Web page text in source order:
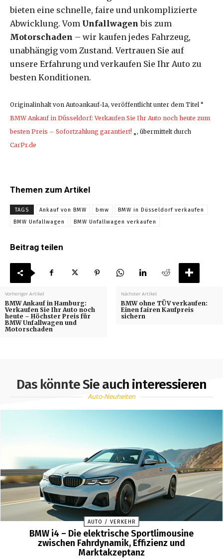
bieten eine schnelle, faire und unkomplizierte
Abwicklung. Vom Unfallwagen bis zum
Motorschaden – wir kaufen jedes Fahrzeug,
unabhängig vom Zustand. Vertrauen Sie auf
unsere Erfahrung und verkaufen Sie Ihr Auto zu
besten Konditionen.
Originalinhalt von Autoankauf-1a, veröffentlicht unter dem Titel “
BMW Ankauf in Düsseldorf: Verkaufen Sie Ihr Auto noch heute zum
besten Preis – Sofortzahlung garantiert! „, übermittelt durch
CarPr.de
Themen zum Artikel
TAGS Ankauf von BMW bmw
BMW in Düsseldorf verkaufen
BMW Unfallwagen
BMW Unfallwagen verkaufen
Beitrag teilen
Vorheriger Artikel
BMW Ankauf in Hamburg:
Verkaufen Sie Ihr Auto noch
heute – Höchster Preis für
BMW Unfallwagen und
Motorschaden
Nächster Artikel
BMW ohne TÜV verkaufen:
Einen fairen Kaufpreis
sichern
Das könnte Sie auch interessieren
Auto-Neuheiten
AUTO / VERKEHR
BMW i4 – Die elektrische Sportlimousine
zwischen Fahrdynamik, Effizienz und
Marktakzeptanz